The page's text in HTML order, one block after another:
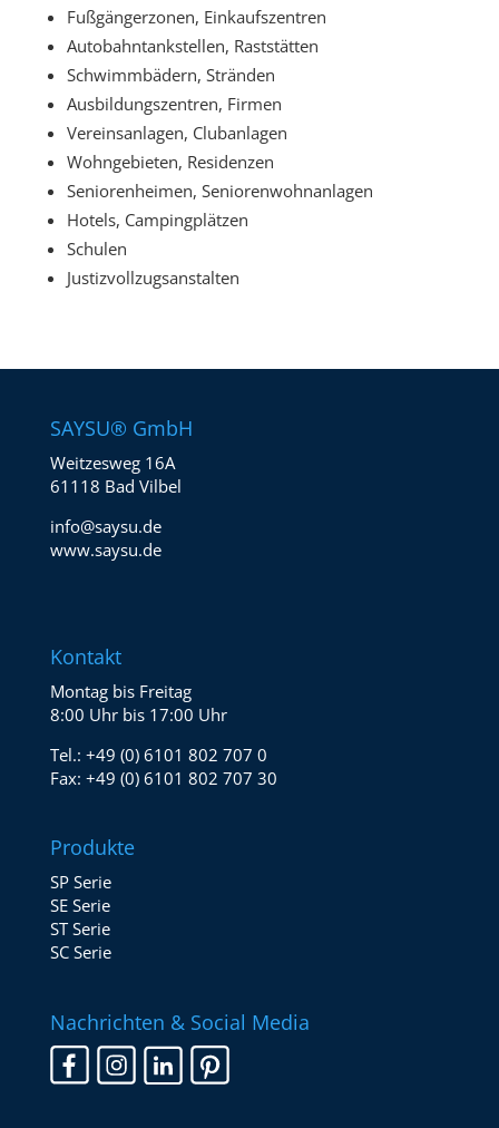
Fußgängerzonen, Einkaufszentren
Autobahntankstellen, Raststätten
Schwimmbädern, Stränden
Ausbildungszentren, Firmen
Vereinsanlagen, Clubanlagen
Wohngebieten, Residenzen
Seniorenheimen, Seniorenwohnanlagen
Hotels, Campingplätzen
Schulen
Justizvollzugsanstalten
SAYSU® GmbH
Weitzesweg 16A
61118 Bad Vilbel
info@saysu.de
www.saysu.de
Kontakt
Montag bis Freitag
8:00 Uhr bis 17:00 Uhr
Tel.: +49 (0) 6101 802 707 0
Fax: +49 (0) 6101 802 707 30
Produkte
SP Serie
SE Serie
ST Serie
SC Serie
Nachrichten & Social Media